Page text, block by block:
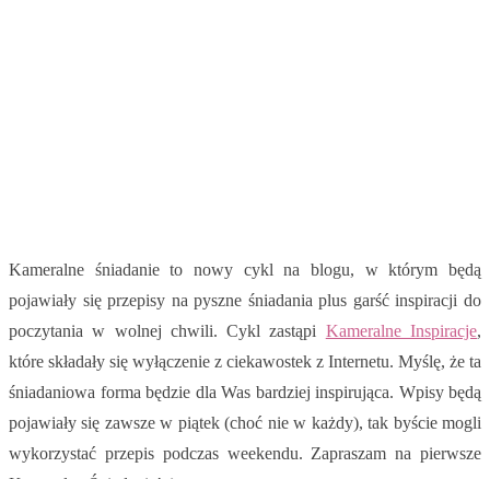
Kameralne śniadanie to nowy cykl na blogu, w którym będą
pojawiały się przepisy na pyszne śniadania plus garść inspiracji do
poczytania w wolnej chwili. Cykl zastąpi Kameralne Inspiracje,
które składały się wyłączenie z ciekawostek z Internetu. Myślę, że ta
śniadaniowa forma będzie dla Was bardziej inspirująca. Wpisy będą
pojawiały się zawsze w piątek (choć nie w każdy), tak byście mogli
wykorzystać przepis podczas weekendu. Zapraszam na pierwsze